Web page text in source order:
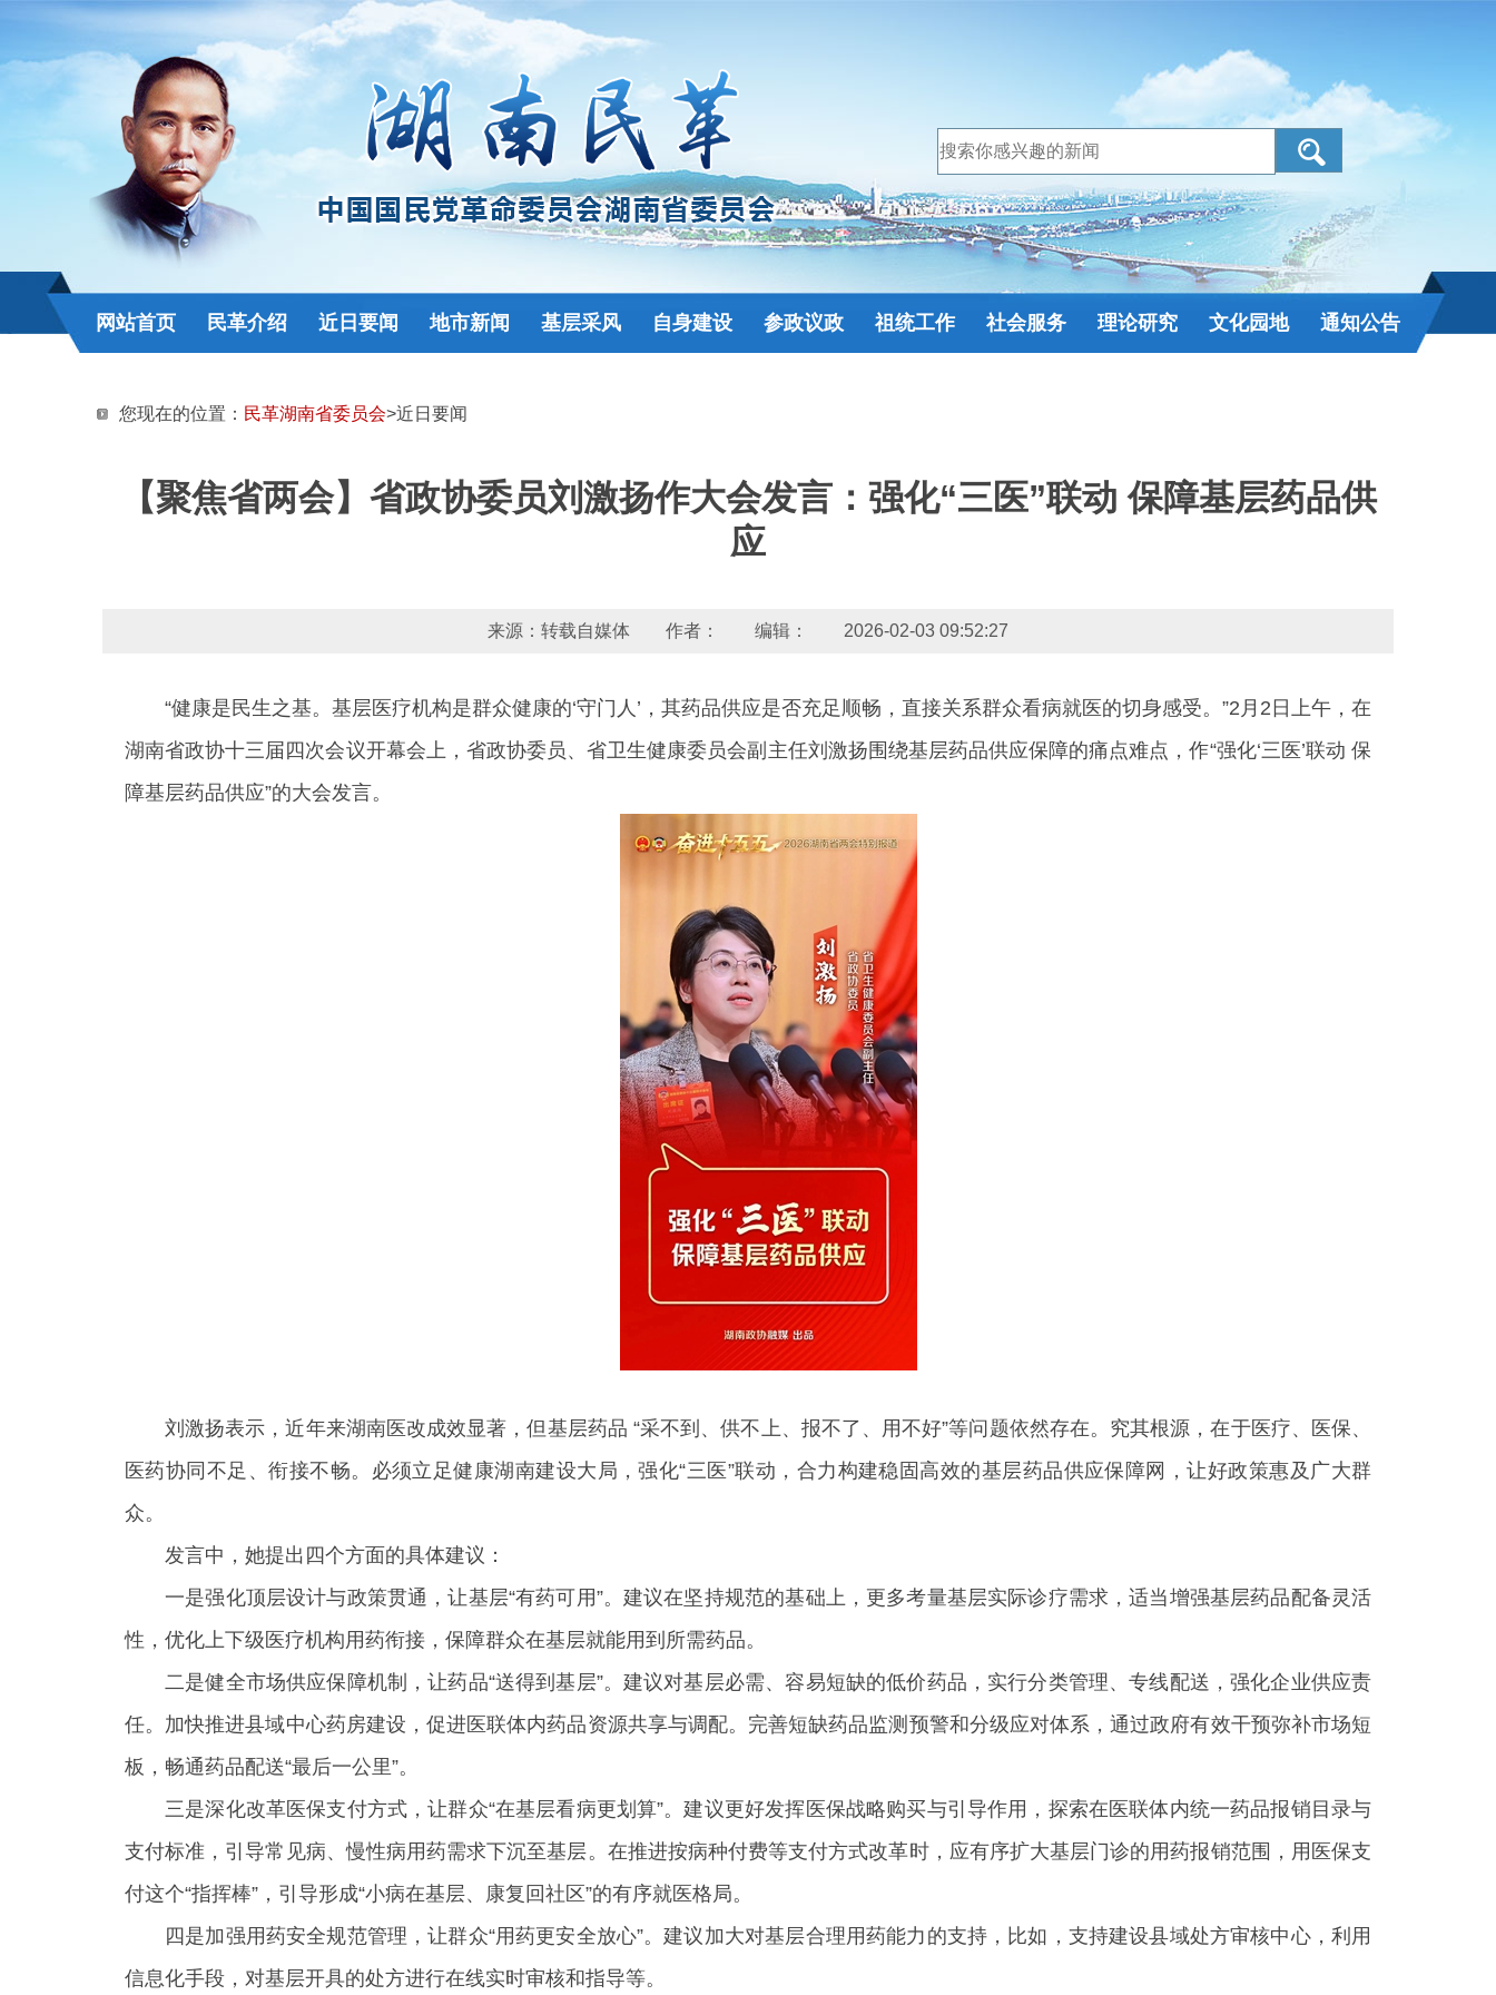
网站首页 民革介绍 近日要闻 地市新闻 基层采风 自身建设 参政议政 祖统工作 社会服务 理论研究 文化园地 通知公告
您现在的位置： 民革湖南省委员会>近日要闻
【聚焦省两会】省政协委员刘激扬作大会发言：强化“三医”联动 保障基层药品供
应
来源：转载自媒体 作者： 编辑： 2026-02-03 09:52:27
“健康是民生之基。基层医疗机构是群众健康的‘守门人’，其药品供应是否充足顺畅，直接关系群众看病就医的切身感受。”2月2日上午，在
湖南省政协十三届四次会议开幕会上，省政协委员、省卫生健康委员会副主任刘激扬围绕基层药品供应保障的痛点难点，作“强化‘三医’联动 保
障基层药品供应”的大会发言。
刘激扬表示，近年来湖南医改成效显著，但基层药品 “采不到、供不上、报不了、用不好”等问题依然存在。究其根源，在于医疗、医保、
医药协同不足、衔接不畅。必须立足健康湖南建设大局，强化“三医”联动，合力构建稳固高效的基层药品供应保障网，让好政策惠及广大群
众。
发言中，她提出四个方面的具体建议：
一是强化顶层设计与政策贯通，让基层“有药可用”。建议在坚持规范的基础上，更多考量基层实际诊疗需求，适当增强基层药品配备灵活
性，优化上下级医疗机构用药衔接，保障群众在基层就能用到所需药品。
二是健全市场供应保障机制，让药品“送得到基层”。建议对基层必需、容易短缺的低价药品，实行分类管理、专线配送，强化企业供应责
任。加快推进县域中心药房建设，促进医联体内药品资源共享与调配。完善短缺药品监测预警和分级应对体系，通过政府有效干预弥补市场短
板，畅通药品配送“最后一公里”。
三是深化改革医保支付方式，让群众“在基层看病更划算”。建议更好发挥医保战略购买与引导作用，探索在医联体内统一药品报销目录与
支付标准，引导常见病、慢性病用药需求下沉至基层。在推进按病种付费等支付方式改革时，应有序扩大基层门诊的用药报销范围，用医保支
付这个“指挥棒”，引导形成“小病在基层、康复回社区”的有序就医格局。
四是加强用药安全规范管理，让群众“用药更安全放心”。建议加大对基层合理用药能力的支持，比如，支持建设县域处方审核中心，利用
信息化手段，对基层开具的处方进行在线实时审核和指导等。